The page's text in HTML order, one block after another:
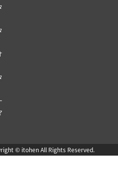
© itohen All Rights Reserved.